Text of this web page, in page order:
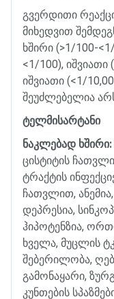
გვერდითი
მიხედვით
ხშირი (>1/100-
<1/100), იშვიათი
იშვიათი (<1/
შეუძლებელია
ტელმისარტანი
ნაკლებად ხშირი:
ცისტიტის
ტრაქტის
ჩათვლით, ანემია,
დეპრესია,
ჰიპოტენზია,
ხველა, მუცლის
შებერილობა,
გამონაყარი,
კუნთების